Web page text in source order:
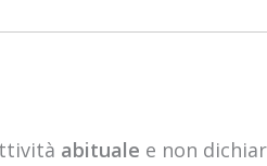
abituale e non